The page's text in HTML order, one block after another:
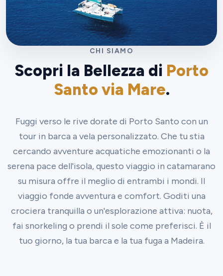
CHI SIAMO
Scopri la Bellezza di Porto
Santo via Mare.
Fuggi verso le rive dorate di Porto Santo con un
tour in barca a vela personalizzato. Che tu stia
cercando avventure acquatiche emozionanti o la
serena pace dell'isola, questo viaggio in catamarano
su misura offre il meglio di entrambi i mondi. Il
viaggio fonde avventura e comfort. Goditi una
crociera tranquilla o un'esplorazione attiva: nuota,
fai snorkeling o prendi il sole come preferisci. È il
tuo giorno, la tua barca e la tua fuga a Madeira.